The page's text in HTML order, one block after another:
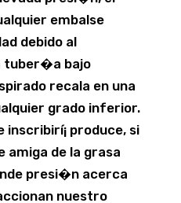
embalse
debido al
tuber�a bajo
recala en una
grado inferior.
inscribirí¡ produce, si
amiga de la grasa
presi�n acerca
nuestro